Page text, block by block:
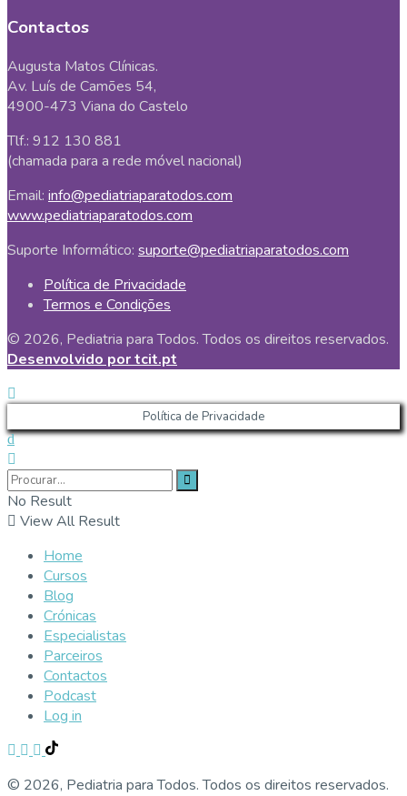
Contactos
Augusta Matos Clínicas.
Av. Luís de Camões 54,
4900-473 Viana do Castelo
Tlf.: 912 130 881
(chamada para a rede móvel nacional)
Email: info@pediatriaparatodos.com
www.pediatriaparatodos.com
Suporte Informático: suporte@pediatriaparatodos.com
Política de Privacidade
Termos e Condições
© 2026, Pediatria para Todos. Todos os direitos reservados.
Desenvolvido por tcit.pt
Política de Privacidade
No Result
View All Result
Home
Cursos
Blog
Crónicas
Especialistas
Parceiros
Contactos
Podcast
Log in
© 2026, Pediatria para Todos. Todos os direitos reservados.